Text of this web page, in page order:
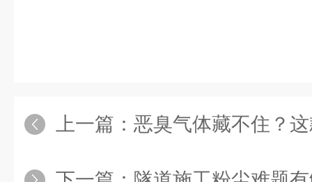
上一篇： 恶臭气体藏不住？这款在线